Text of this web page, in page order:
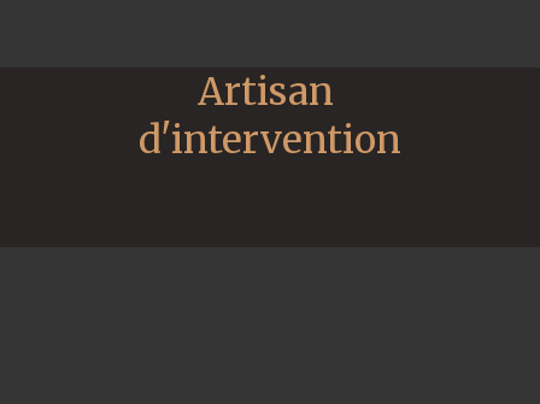
Artisan
d'intervention